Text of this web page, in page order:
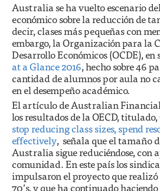
Australia se ha vuelto escenario
económico sobre la reducción de
decir, clases más pequeñas con
embargo, la Organización para la
Desarrollo Económicos (OCDE), en
at a Glance 2016, hecho sobre 46
cantidad de alumnos por aula no
en el desempeño académico.
El artículo de Australian Financial
los resultados de la OECD, titulado,
stop reducing class sizes, spend
effectively, señala que el tamaño
Australia sigue reduciéndose, con
comunidad. En este país los
impulsaron el proyecto que realizó
70’s, y que ha continuado